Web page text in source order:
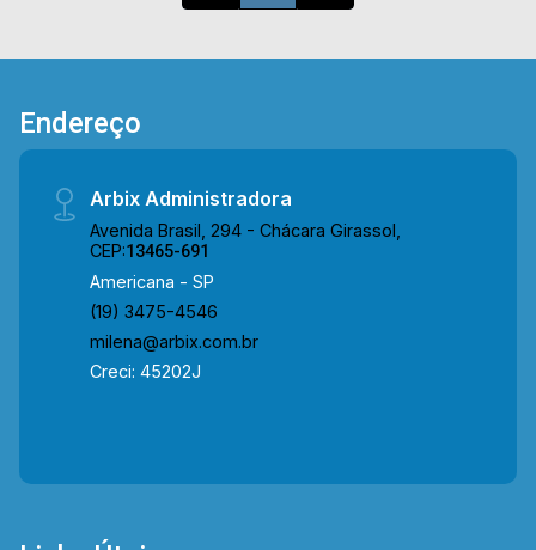
Endereço
Arbix Administradora
Avenida Brasil, 294 - Chácara Girassol,
CEP:13465-691
Americana - SP
(19) 3475-4546
milena@arbix.com.br
Creci: 45202J